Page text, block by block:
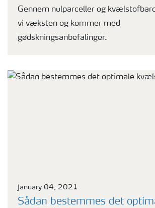
Gennem nulparceller og
vi væksten og kommer med
gødskningsanbefalinger.
January 04, 2021
Sådan bestemmes det